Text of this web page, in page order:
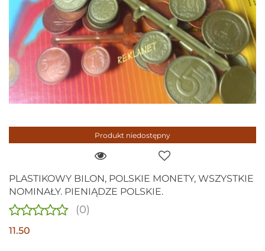
Produkt niedostępny
PLASTIKOWY BILON, POLSKIE MONETY, WSZYSTKIE
NOMINAŁY. PIENIĄDZE POLSKIE.
(0)
11.50